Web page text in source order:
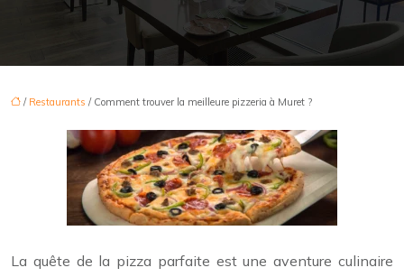
/ Restaurants / Comment trouver la meilleure pizzeria à Muret ?
La quête de la pizza parfaite est une aventure culinaire